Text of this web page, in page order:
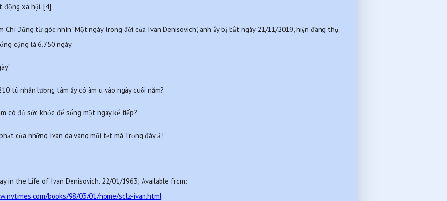
động xã hội. [4]
Chí Dũng từ góc nhìn “Một ngày trong đời của Ivan Denisovich", anh ấy bị bắt ngày 21/11/2019, hiện đang thụ
cộng là 6.750 ngày.
tù nhân lương tâm ấy có âm u vào ngày cuối năm?
có đủ sức khỏe để sống một ngày kế tiếp?
của những Ivan da vàng mũi tẹt mà Trọng đày ải!
books/98/03/01/home/solz-ivan.html.